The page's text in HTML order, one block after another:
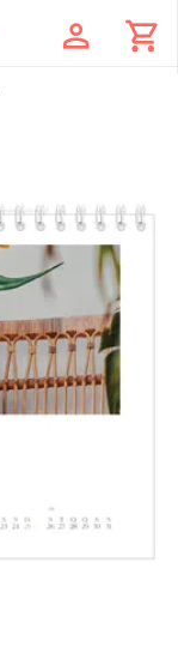
profile shopping_cart